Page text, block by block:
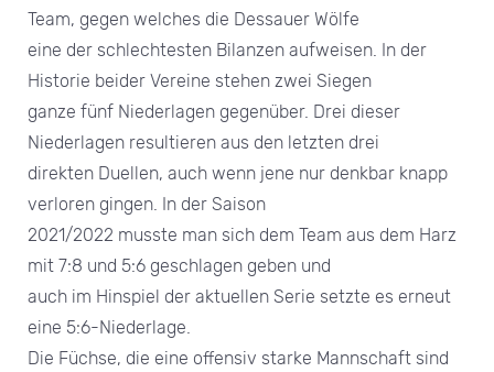
Team, gegen welches die Dessauer Wölfe
eine der schlechtesten Bilanzen aufweisen. In der
Historie beider Vereine stehen zwei Siegen
ganze fünf Niederlagen gegenüber. Drei dieser
Niederlagen resultieren aus den letzten drei
direkten Duellen, auch wenn jene nur denkbar knapp
verloren gingen. In der Saison
2021/2022 musste man sich dem Team aus dem Harz
mit 7:8 und 5:6 geschlagen geben und
auch im Hinspiel der aktuellen Serie setzte es erneut
eine 5:6-Niederlage.
Die Füchse, die eine offensiv starke Mannschaft sind